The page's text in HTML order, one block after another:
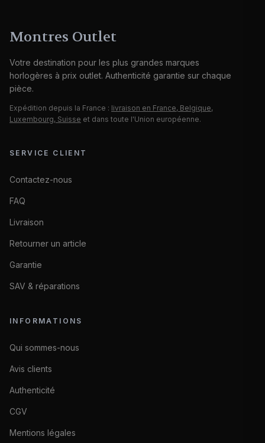
Montres Outlet
Votre destination pour les plus grandes marques
horlogères à prix outlet. Authenticité garantie sur chaque
pièce.
Expédition depuis la France : livraison en France, Belgique,
Luxembourg, Suisse et dans toute l'Union européenne.
SERVICE CLIENT
Contactez-nous
FAQ
Livraison
Retourner un article
Garantie
SAV & réparations
INFORMATIONS
Qui sommes-nous
Avis clients
Authenticité
CGV
Mentions légales